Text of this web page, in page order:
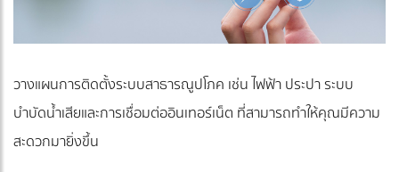
วางแผนการติดตั้งระบบสาธารณูปโภค เช่น ไฟฟ้า ประปา ระบบ
บำบัดน้ำเสียและการเชื่อมต่ออินเทอร์เน็ต ที่สามารถทำให้คุณมีความ
สะดวกมายิ่งขึ้น